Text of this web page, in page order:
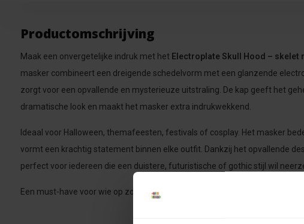
Productomschrijving
Maak een onvergetelijke indruk met het Electroplate Skull Hood – skelet
masker combineert een dreigende schedelvorm met een glanzende
zorgt voor een opvallende en mysterieuze uitstraling. De kap geeft het
dramatische look en maakt het masker extra indrukwekkend.
Ideaal voor Halloween, themafeesten, festivals of cosplay. Het masker
vormt een krachtig statement binnen elke outfit. Dankzij het opvallende
perfect voor iedereen die een duistere, futuristische of gothic stijl wil
Een must-have voor wie op zoek is naar een uniek masker dat direct de